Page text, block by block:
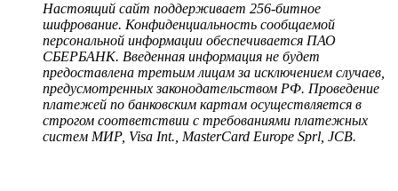
Настоящий сайт поддерживает 256-битное
шифрование. Конфиденциальность сообщаемой
персональной информации обеспечивается ПАО
СБЕРБАНК. Введенная информация не будет
предоставлена третьим лицам за исключением случаев,
предусмотренных законодательством РФ. Проведение
платежей по банковским картам осуществляется в
строгом соответствии с требованиями платежных
систем МИР, Visa Int., MasterCard Europe Sprl, JCB.